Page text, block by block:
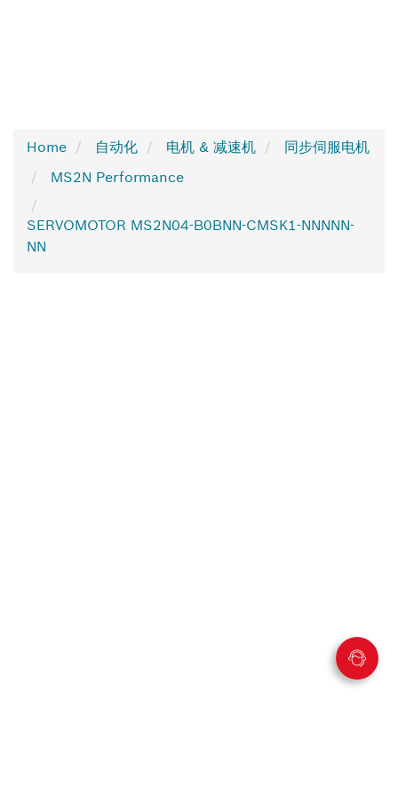
Home 自动化 电机 & 减速机
同步伺服电机
MS2N Performance
SERVOMOTOR MS2N04-B0BNN-CMSK1-NNNNN-
NN